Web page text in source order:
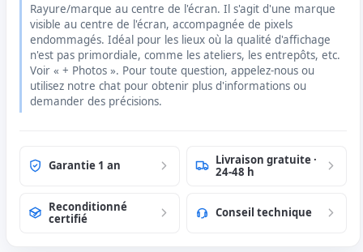
Rayure/marque au centre de l'écran. Il s'agit d'une marque
visible au centre de l'écran, accompagnée de pixels
endommagés. Idéal pour les lieux où la qualité d'affichage
n'est pas primordiale, comme les ateliers, les entrepôts, etc.
Voir « + Photos ». Pour toute question, appelez-nous ou
utilisez notre chat pour obtenir plus d'informations ou
demander des précisions.
Garantie 1 an
Livraison gratuite ·
24-48 h
Reconditionné
certifié
Conseil technique